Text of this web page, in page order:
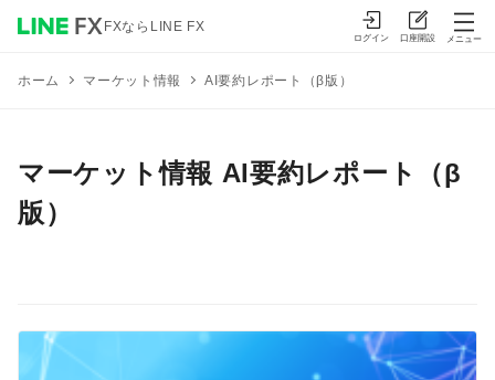
ホーム マーケット情報 AI要約レポート（β版）
マーケット情報 AI要約レポート（β
版）
FXならLINE FX
ログイン 口座開設 メニュー